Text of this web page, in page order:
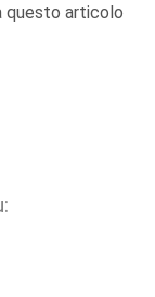
questo articolo